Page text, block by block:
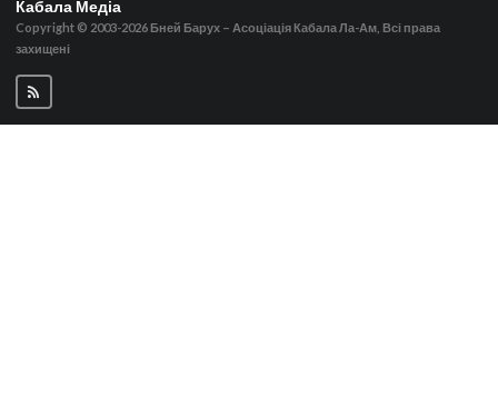
Кабала Медіа
Copyright © 2003-2026 Бней Барух – Асоціація Кабала Ла-Ам, Всі права
захищені